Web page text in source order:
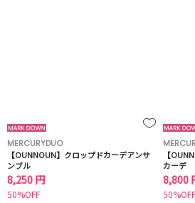
MERCURYDUO
【OUNNOUN】クロップドカーデアンサ
ンブル
8,250 円
50%OFF
【
カーデ
8,800
50%OFF